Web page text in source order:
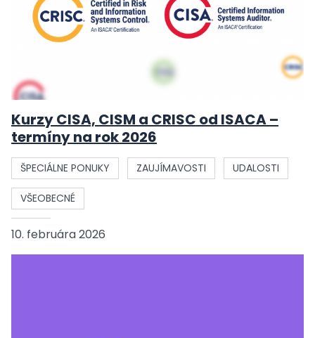
Kurzy CISA, CISM a CRISC od ISACA –
termíny na rok 2026
ŠPECIÁLNE PONUKY ZAUJÍMAVOSTI UDALOSTI
VŠEOBECNÉ
10. februára 2026